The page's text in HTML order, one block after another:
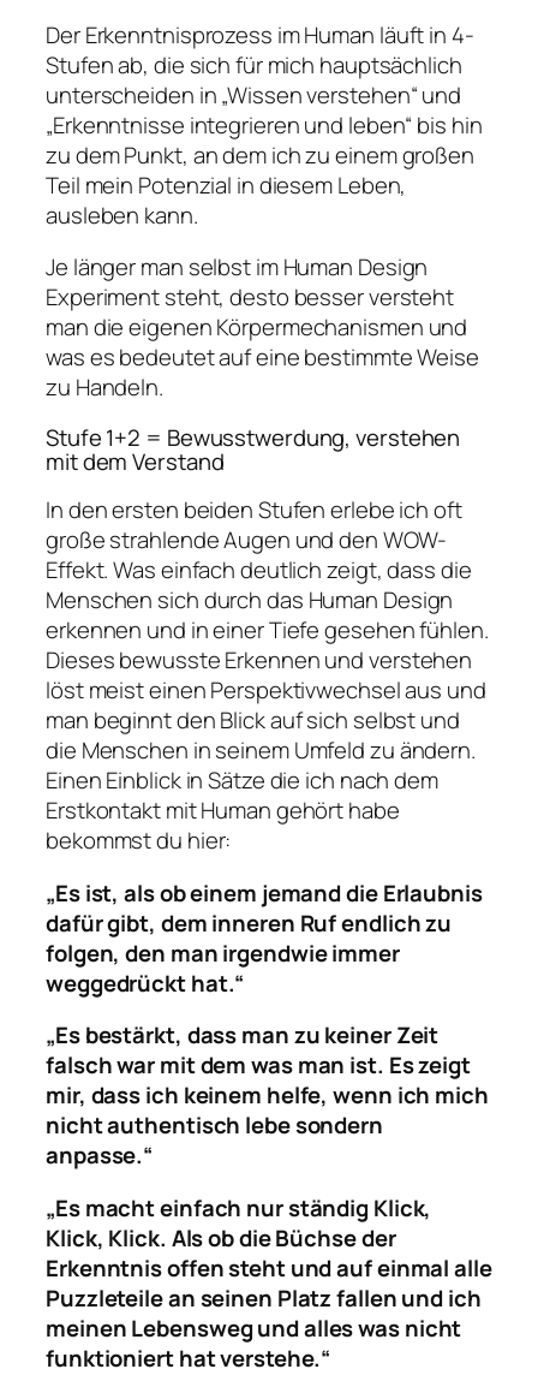
Der Erkenntnisprozess im Human läuft in 4-
Stufen ab, die sich für mich hauptsächlich
unterscheiden in „Wissen verstehen“ und
„Erkenntnisse integrieren und leben“ bis hin
zu dem Punkt, an dem ich zu einem großen
Teil mein Potenzial in diesem Leben,
ausleben kann.
Je länger man selbst im Human Design
Experiment steht, desto besser versteht
man die eigenen Körpermechanismen und
was es bedeutet auf eine bestimmte Weise
zu Handeln.
Stufe 1+2 = Bewusstwerdung, verstehen
mit dem Verstand
In den ersten beiden Stufen erlebe ich oft
große strahlende Augen und den WOW-
Effekt. Was einfach deutlich zeigt, dass die
Menschen sich durch das Human Design
erkennen und in einer Tiefe gesehen fühlen.
Dieses bewusste Erkennen und verstehen
löst meist einen Perspektivwechsel aus und
man beginnt den Blick auf sich selbst und
die Menschen in seinem Umfeld zu ändern.
Einen Einblick in Sätze die ich nach dem
Erstkontakt mit Human gehört habe
bekommst du hier:
„Es ist, als ob einem jemand die Erlaubnis
dafür gibt, dem inneren Ruf endlich zu
folgen, den man irgendwie immer
weggedrückt hat.“
„Es bestärkt, dass man zu keiner Zeit
falsch war mit dem was man ist. Es zeigt
mir, dass ich keinem helfe, wenn ich mich
nicht authentisch lebe sondern
anpasse.“
„Es macht einfach nur ständig Klick,
Klick, Klick. Als ob die Büchse der
Erkenntnis offen steht und auf einmal alle
Puzzleteile an seinen Platz fallen und ich
meinen Lebensweg und alles was nicht
funktioniert hat verstehe.“